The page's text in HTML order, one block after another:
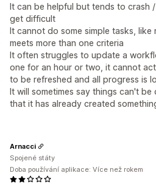
It can be helpful but tends to crash
get difficult
It cannot do some simple tasks,
meets more than one criteria
It often struggles to update a
one for an hour or two, it cannot
to be refreshed and all progress is
It will sometimes say things can't
that it has already created
Arnacci
Spojené státy
Doba používání aplikace: Více než rokem